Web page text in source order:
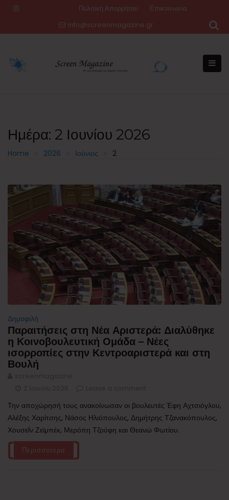
Πολιτική Απορρήτου
Επικοινωνία
info@screenmagazine.gr
Ημέρα: 2 Ιουνίου 2026
Home 2026 Ιούνιος 2
Δημοφιλή
Παραιτήσεις στη Νέα Αριστερά: Διαλύθηκε
η Κοινοβουλευτική Ομάδα – Νέες
ισορροπίες στην Κεντροαριστερά και στη
Βουλή
Την αποχώρησή τους ανακοίνωσαν οι βουλευτές Έφη Αχτσιόγλου,
Αλέξης Χαρίτσης, Νάσος Ηλιόπουλος, Δημήτρης Τζανακόπουλος,
Χουσεΐν Ζεϊμπέκ, Μερόπη Τζούφη και Θεανώ Φωτίου.
Περισσότερα